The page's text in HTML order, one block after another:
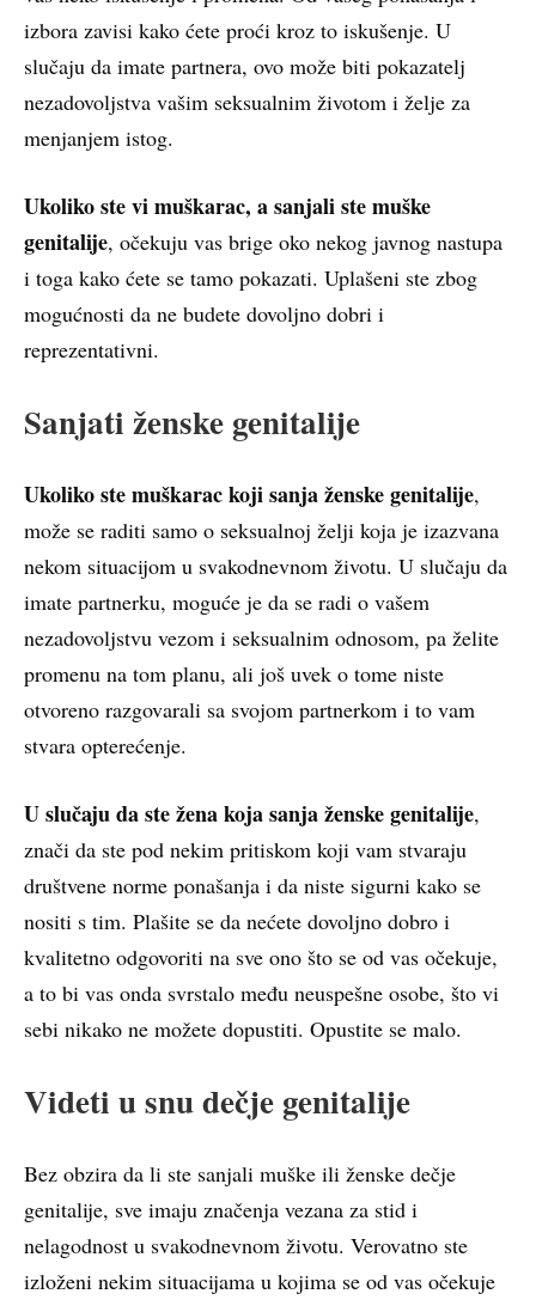
izbora zavisi kako ćete proći kroz to iskušenje. U
slučaju da imate partnera, ovo može biti pokazatelj
nezadovoljstva vašim seksualnim životom i želje za
menjanjem istog.
Ukoliko ste vi muškarac, a sanjali ste muške
genitalije, očekuju vas brige oko nekog javnog nastupa
i toga kako ćete se tamo pokazati. Uplašeni ste zbog
mogućnosti da ne budete dovoljno dobri i
reprezentativni.
Sanjati ženske genitalije
Ukoliko ste muškarac koji sanja ženske genitalije,
može se raditi samo o seksualnoj želji koja je izazvana
nekom situacijom u svakodnevnom životu. U slučaju da
imate partnerku, moguće je da se radi o vašem
nezadovoljstvu vezom i seksualnim odnosom, pa želite
promenu na tom planu, ali još uvek o tome niste
otvoreno razgovarali sa svojom partnerkom i to vam
stvara opterećenje.
U slučaju da ste žena koja sanja ženske genitalije,
znači da ste pod nekim pritiskom koji vam stvaraju
društvene norme ponašanja i da niste sigurni kako se
nositi s tim. Plašite se da nećete dovoljno dobro i
kvalitetno odgovoriti na sve ono što se od vas očekuje,
a to bi vas onda svrstalo među neuspešne osobe, što vi
sebi nikako ne možete dopustiti. Opustite se malo.
Videti u snu dečje genitalije
Bez obzira da li ste sanjali muške ili ženske dečje
genitalije, sve imaju značenja vezana za stid i
nelagodnost u svakodnevnom životu. Verovatno ste
izloženi nekim situacijama u kojima se od vas očekuje